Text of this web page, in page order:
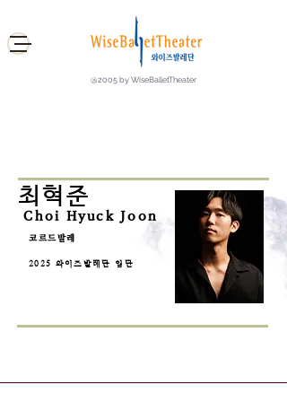
@2005 by WiseBalletTheater
최혁준
Choi Hyuck Joon
코르드발레
2025 와이즈발레단 입단